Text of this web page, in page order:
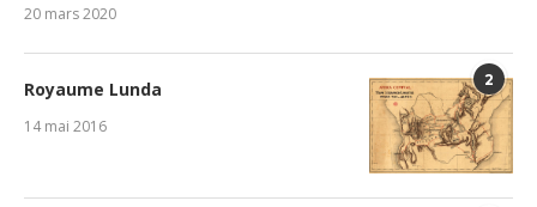
20 mars 2020
2
Royaume Lunda
14 mai 2016